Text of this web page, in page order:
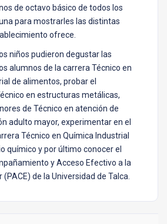
de octavo básico de todos los
para mostrarles las distintas
ofrece.
niños pudieron degustar las
alumnos de la carrera Técnico en
de alimentos, probar el
en estructuras metálicas,
de Técnico en atención de
adulto mayor, experimentar en el
Técnico en Química Industrial
químico y por último conocer el
y Acceso Efectivo a la
(PACE) de la Universidad de Talca.